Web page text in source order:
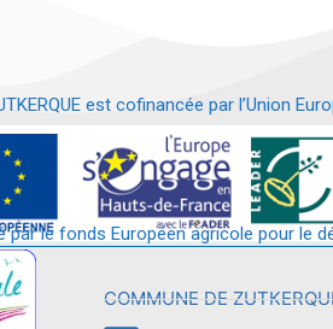
est cofinancée par l’Union
et requalification d’un bâtiment
par le fonds Européen agricole pour le
COMMUNE DE